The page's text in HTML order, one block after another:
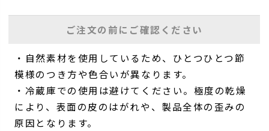
ご注文の前にご確認ください
・自然素材を使用しているため、ひとつひとつ節
模様のつき方や色合いが異なります。
・冷蔵庫での使用は避けてください。極度の乾燥
により、表面の皮のはがれや、製品全体の歪みの
原因となります。